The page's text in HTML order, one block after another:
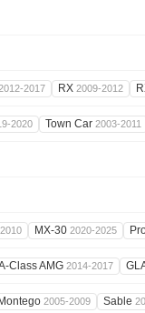
2017 RX 2009-2012
2020 Town Car 2003-2011
MX-30 2020-2025
Class AMG 2014-2017
Montego 2005-2009 Sable